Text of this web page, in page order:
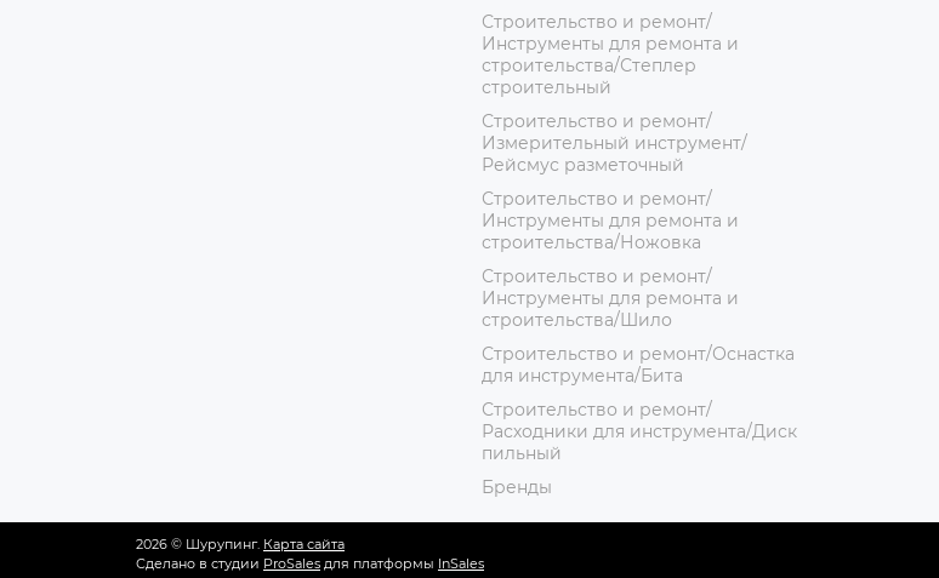
Строительство и ремонт/
Инструменты для ремонта и
строительства/Степлер
строительный
Строительство и ремонт/
Измерительный инструмент/
Рейсмус разметочный
Строительство и ремонт/
Инструменты для ремонта и
строительства/Ножовка
Строительство и ремонт/
Инструменты для ремонта и
строительства/Шило
Строительство и ремонт/Оснастка
для инструмента/Бита
Строительство и ремонт/
Расходники для инструмента/Диск
пильный
Бренды
2026 © Шурупинг. Карта сайта
Сделано в студии ProSales для платформы InSales